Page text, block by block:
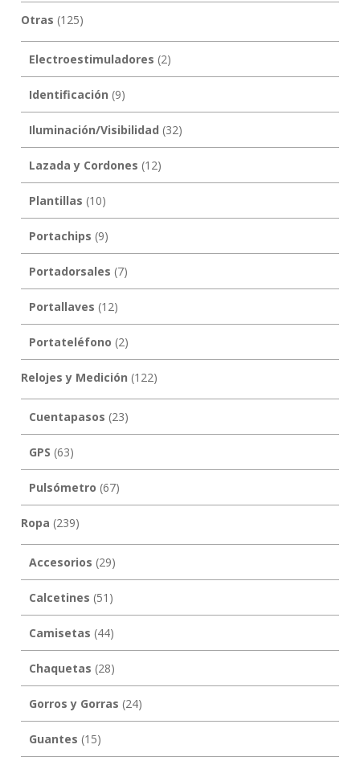
Otras (125)
Electroestimuladores (2)
Identificación (9)
Iluminación/Visibilidad (32)
Lazada y Cordones (12)
Plantillas (10)
Portachips (9)
Portadorsales (7)
Portallaves (12)
Portateléfono (2)
Relojes y Medición (122)
Cuentapasos (23)
GPS (63)
Pulsómetro (67)
Ropa (239)
Accesorios (29)
Calcetines (51)
Camisetas (44)
Chaquetas (28)
Gorros y Gorras (24)
Guantes (15)